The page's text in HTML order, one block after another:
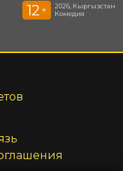
12 +
2026, Кыргызстан
Комедия